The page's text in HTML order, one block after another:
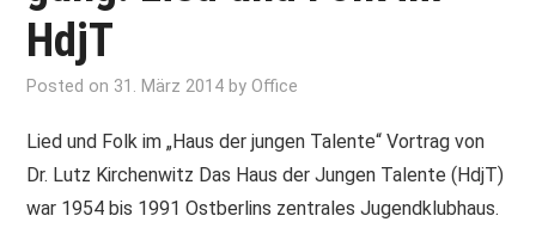
AUSSTELLUNGEN
ARCHIV
PRINT & CDS
IMPRESSUM
HdjT
Posted on 31. März 2014 byOffice
Lied und Folk im „Haus der jungen Talente“ Vortrag von
Dr. Lutz Kirchenwitz Das Haus der Jungen Talente (HdjT)
war 1954 bis 1991 Ostberlins zentrales Jugendklubhaus.